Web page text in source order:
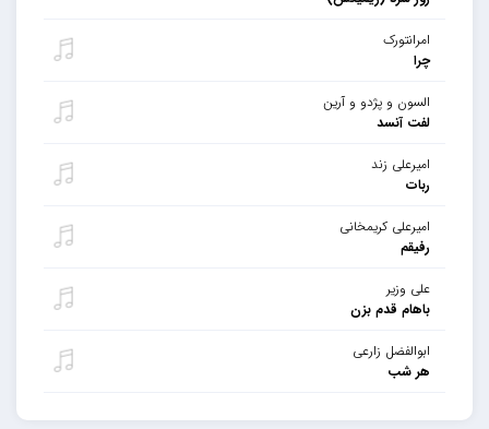
امرانتورک
چرا
السون و پژدو و آرین
لفت آنسد
امیرعلی زند
ربات
امیرعلی کریمخانی
رفیقم
علی وزیر
باهام قدم بزن
ابوالفضل زارعی
هر شب